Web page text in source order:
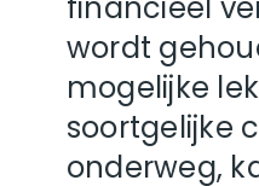
wordt
mogelijke
soortgelijke
onderweg,